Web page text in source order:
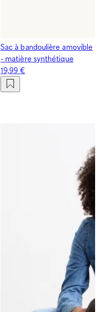
Sac à bandoulière amovible
- matière synthétique
19,99 €